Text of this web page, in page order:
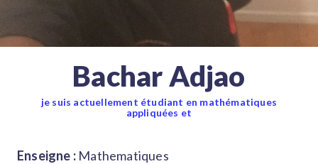
Bachar Adjao
je suis actuellement étudiant en mathématiques
appliquées et
Enseigne : Mathematiques